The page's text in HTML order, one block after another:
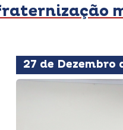
27 de Dezembro